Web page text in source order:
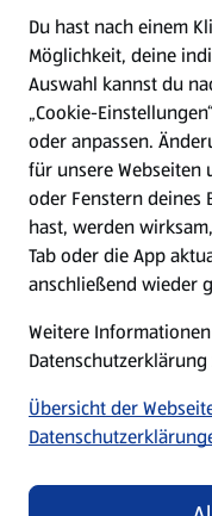
Presse
Hilfe & Kontakt
(öffnet in einem neuen
Unternehmen
Folge uns hier:
Datenschutz- und
Cookie-Einstellungen
Du hast nach einem
Möglichkeit, deine
Auswahl kannst du
„Cookie-
oder anpassen.
für unsere Webseiten
oder Fenstern deines
hast, werden
Tab oder die App
anschließend wieder
Weitere
Übersicht der